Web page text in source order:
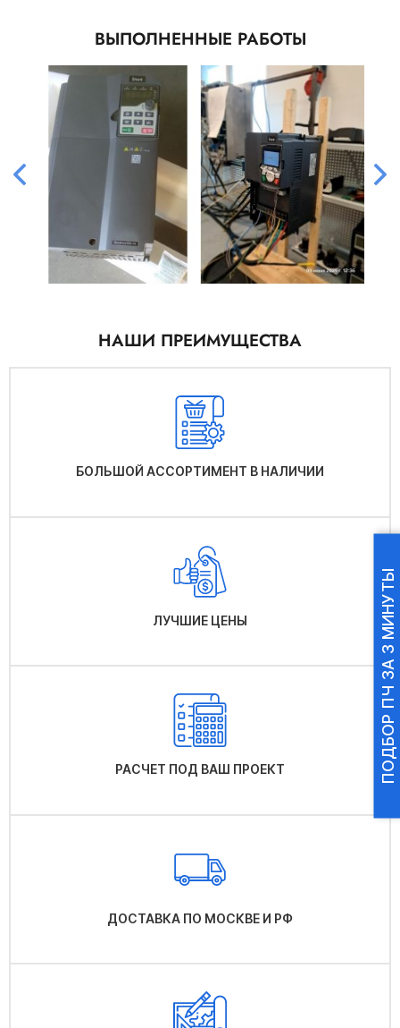
ВЫПОЛНЕННЫЕ РАБОТЫ
НАШИ ПРЕИМУЩЕСТВА
БОЛЬШОЙ АССОРТИМЕНТ В НАЛИЧИИ
ЛУЧШИЕ ЦЕНЫ
РАСЧЕТ ПОД ВАШ ПРОЕКТ
ДОСТАВКА ПО МОСКВЕ И РФ
ПОДБОР ПЧ ЗА 3 МИНУТЫ